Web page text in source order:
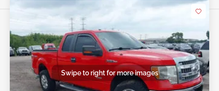
Swipe to right for more images